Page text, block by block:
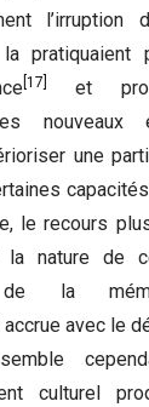
pratiquaient
[17]
et
une
le recours
nature de
de la
avec le
culturel